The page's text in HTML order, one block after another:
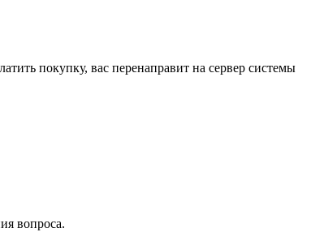
покупку, вас перенаправит на сервер системы
вопроса.